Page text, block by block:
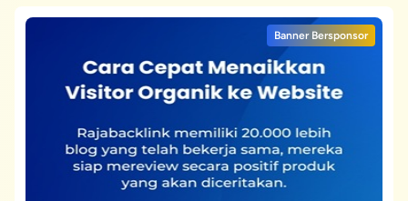
Banner Bersponsor